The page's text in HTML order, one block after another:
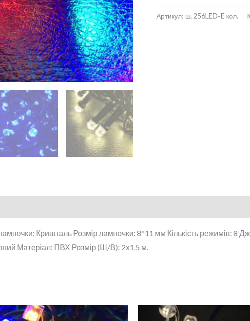
Артикул: ш. 256LED-E кол.
Кришталь Розмір лампочки: 8*11 мм Кількість режимів: 8
Матеріал: ПВХ Розмір (Ш/В): 2х1.5 м.